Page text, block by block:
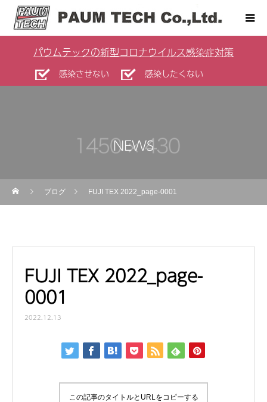
パウムテックの新型コロナウイルス感染症対策
感染させない 感染したくない
NEWS
ブログ FUJI TEX 2022_page-0001
FUJI TEX 2022_page-
0001
2022.12.13
この記事のタイトルとURLをコピーする